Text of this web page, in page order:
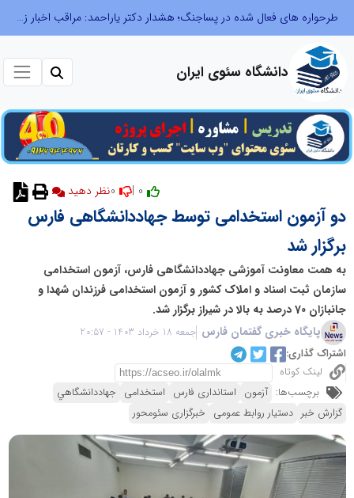
طرحواره های فعال شده در پساجنگ؛ هشدار دکتر یاراحمد: مراقب اخبار زرد و واکنش های هیجانی باشید
دانشگاه سئوی ایران
نظر دهید
دو آزمون استخدامی توسط جهاددانشگاهی فارس
برگزار شد
به همت معاونت آموزشی جهاددانشگاهی فارس، آزمون استخدامی
سازمان ثبت اسناد و املاک کشور و آزمون استخدامی فرزندان شهدا و
جانبازان 70 درصد به بالا در شیراز برگزار شد.
پایگاه خبری گفتمان فارس جمعه 18 خرداد 1403 - 20:57
اشتراک گذاری:
لینک کوتاه
برچسب‌ها: آزمون استانداری فارس استخدامی جهاددانشگاهي
گزارش خبر دستیار روابط عمومی خبرگزاری سئومحور